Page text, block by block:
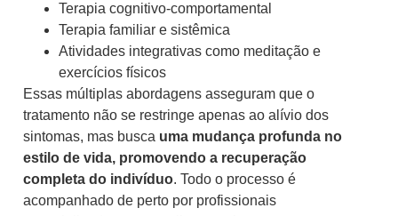
Terapia cognitivo-comportamental
Terapia familiar e sistêmica
Atividades integrativas como meditação e
exercícios físicos
Essas múltiplas abordagens asseguram que o
tratamento não se restringe apenas ao alívio dos
sintomas, mas busca uma mudança profunda no
estilo de vida, promovendo a recuperação
completa do indivíduo. Todo o processo é
acompanhado de perto por profissionais